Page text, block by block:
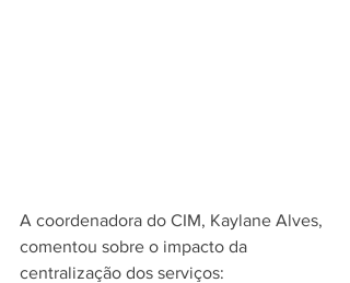
A coordenadora do CIM, Kaylane Alves,
comentou sobre o impacto da
centralização dos serviços: